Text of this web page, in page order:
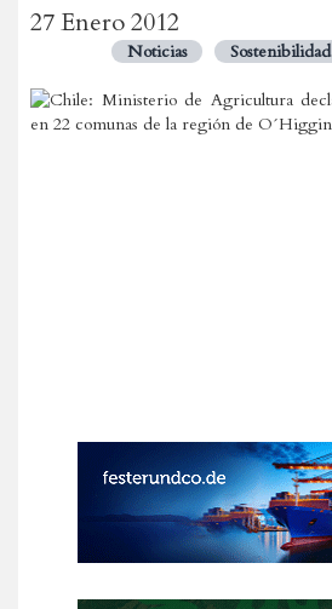
27 Enero 2012
Noticias Sostenibilidad